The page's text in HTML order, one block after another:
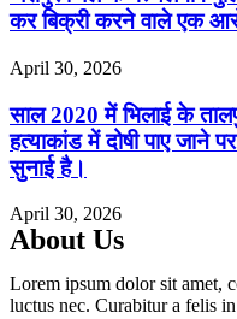
कर बिक्री करने वाले एक
April 30, 2026
साल 2020 में भिलाई के
हत्याकांड में दोषी पाए जाने
सुनाई है।
April 30, 2026
About Us
Lorem ipsum dolor sit amet,
luctus nec. Curabitur a felis